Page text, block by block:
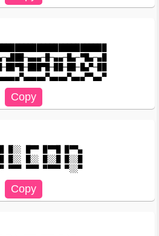
▀▄▄▄▀▀▀▄▄▀▄▄▀▄▄▄▄▄▀▄▄▄▄▄▀▄▄▄▄▀▄▄▄▀▀▄▄▀
█░░ █▀▀ █▀▀█ █▀▀▄
█░░ █░░ █░░█ █░░█
▒█░░░ ▀░░▀ ▀▀▀ ▀▀▀ ▀▀▀▀ ▀░░▀